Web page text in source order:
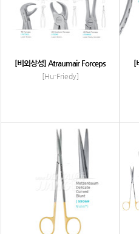
[비외상성] Atraumair Forceps
[Hu-Friedy]
[